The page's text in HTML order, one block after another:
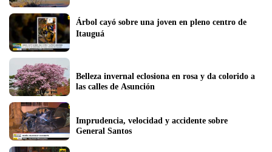
Árbol cayó sobre una joven en pleno centro de
Itauguá
Belleza invernal eclosiona en rosa y da colorido a
las calles de Asunción
Imprudencia, velocidad y accidente sobre
General Santos